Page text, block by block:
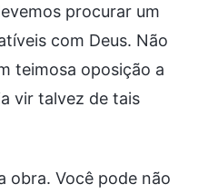
procurar um
com Deus. Não
teimosa oposição a
vir talvez de tais
obra. Você pode não